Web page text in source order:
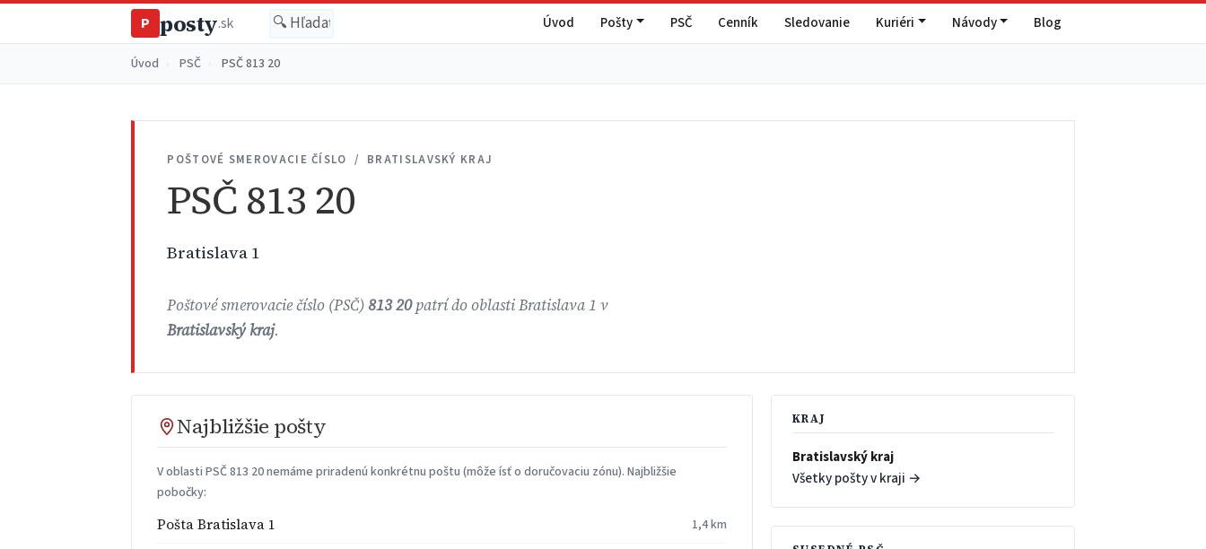
P posty.sk Úvod Pošty PSČ Cenník Sledovanie Kuriéri Návody Blog
Úvod PSČ PSČ 813 20
POŠTOVÉ SMEROVACIE ČÍSLO / BRATISLAVSKÝ KRAJ
PSČ 813 20
Bratislava 1
Poštové smerovacie číslo (PSČ) 813 20patrí do oblasti Bratislava 1 v
Bratislavský kraj.
Najbližšie pošty
V oblasti PSČ 813 20 nemáme priradenú konkrétnu poštu (môže ísť o doručovaciu zónu). Najbližšie
pobočky:
Pošta Bratislava 1 1,4 km
KRAJ
Bratislavský kraj
Všetky pošty v kraji →